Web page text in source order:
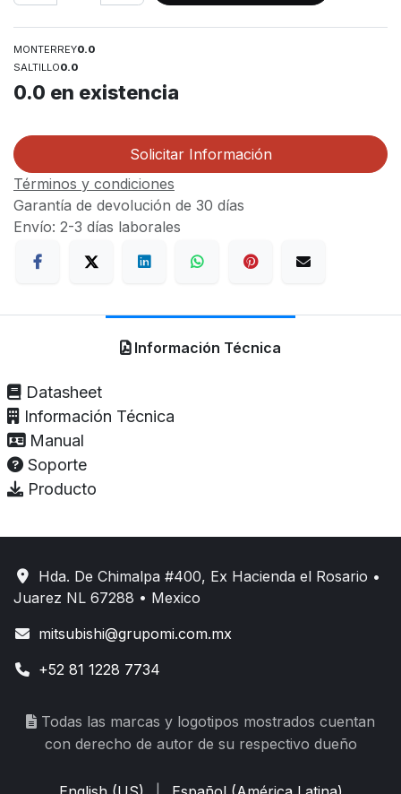
MONTERREY0.0
SALTILLO0.0
0.0 en existencia
Solicitar Información
Términos y condiciones
Garantía de devolución de 30 días
Envío: 2-3 días laborales
Información Técnica
Datasheet
Información Técnica
Manual
Soporte
Producto
Hda. De Chimalpa #400, Ex Hacienda el Rosario •
Juarez NL 67288 • Mexico
mitsubishi@grupomi.com.mx
+52 81 1228 7734
Todas las marcas y logotipos mostrados cuentan
con derecho de autor de su respectivo dueño